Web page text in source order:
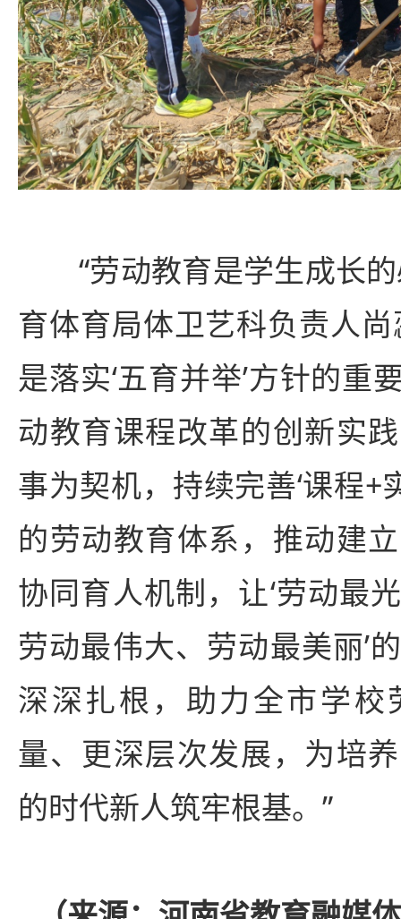
“劳动教育是学生成长
育体育局体卫艺科负责人
是落实‘五育并举’方针的重
动教育课程改革的创新实
事为契机，持续完善‘课程+
的劳动教育体系，推动建
协同育人机制，让‘劳动最
劳动最伟大、劳动最美丽’
深深扎根，助力全市学校
量、更深层次发展，为培
的时代新人筑牢根基。”